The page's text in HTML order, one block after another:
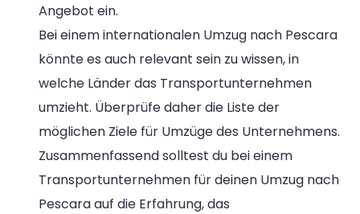
Angebot ein.
Bei einem internationalen Umzug nach Pescara
könnte es auch relevant sein zu wissen, in
welche Länder das Transportunternehmen
umzieht. Überprüfe daher die Liste der
möglichen Ziele für Umzüge des Unternehmens.
Zusammenfassend solltest du bei einem
Transportunternehmen für deinen Umzug nach
Pescara auf die Erfahrung, das